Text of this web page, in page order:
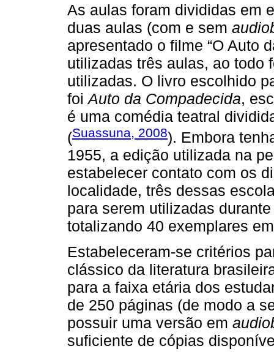
As aulas foram divididas em
duas aulas (com e sem
apresentado o filme “O Auto
utilizadas três aulas, ao todo
utilizadas. O livro escolhido
foi Auto da Compadecida,
é uma comédia teatral
(Suassuna, 2008). Embora
1955, a edição utilizada na
estabelecer contato com os
localidade, três dessas
para serem utilizadas
totalizando 40 exemplares
Estabeleceram-se critérios
clássico da literatura
para a faixa etária dos
de 250 páginas (de modo a
possuir uma versão em
suficiente de cópias